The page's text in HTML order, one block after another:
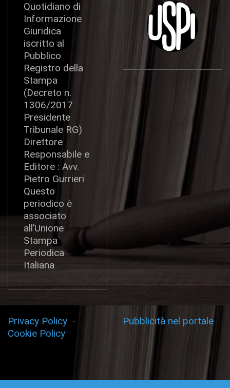
Quotidiano di
Informazione
Giuridica
iscritto al
Pubblico
Registro della
Stampa
(Decreto n.
1306/2017
Presidente
Tribunale RG)
Direttore
Responsabile e
Editore : Avv.
Pietro Gurrieri
Questo
periodico è
associato
all’Unione
Stampa
Periodica
Italiana
Privacy Policy -
Cookie Policy
Pubblicità nel portale